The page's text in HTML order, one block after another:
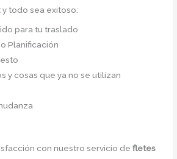
y todo sea exitoso:
para tu traslado
Planificación
y cosas que ya no se utilizan
con nuestro servicio defletes